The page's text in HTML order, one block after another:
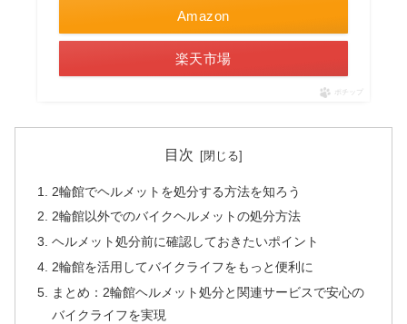
Amazon
楽天市場
ポチップ
目次
2輪館でヘルメットを処分する方法を知ろう
2輪館以外でのバイクヘルメットの処分方法
ヘルメット処分前に確認しておきたいポイント
2輪館を活用してバイクライフをもっと便利に
まとめ：2輪館ヘルメット処分と関連サービスで安心の
バイクライフを実現